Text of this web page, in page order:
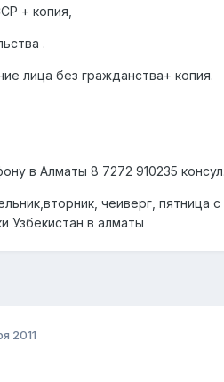
+ копия,
.
лица без гражданства+ копия.
в Алматы 8 7272 910235
чеиверг, пятница
Узбекистан в алматы
2011